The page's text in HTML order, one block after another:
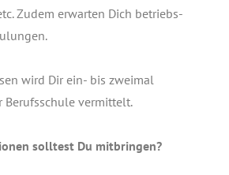
Zudem erwar­ten Dich betriebs­
wird Dir ein- bis zwei­mal
vermittelt.
soll­test Du mitbringen?